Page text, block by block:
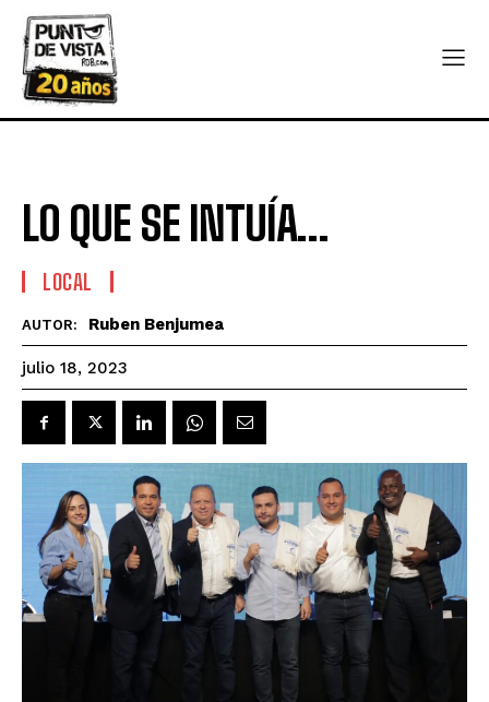
LO QUE SE INTUÍA…
LOCAL
AUTOR: Ruben Benjumea
julio 18, 2023